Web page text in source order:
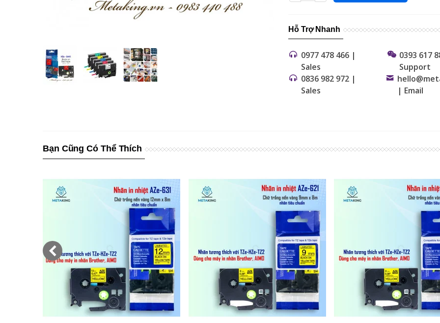
Hỗ Trợ Nhanh
0977 478 466 |
Sales
0836 982 972 |
Sales
0393 617
Support
| Email
Bạn Cũng Có Thể Thích